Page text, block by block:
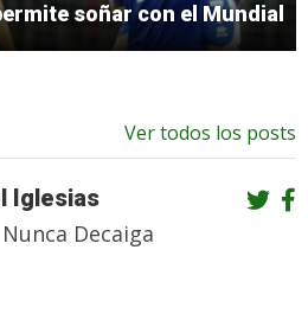
soñar con el Mundial
Ver todos los posts
Iglesias
Decaiga